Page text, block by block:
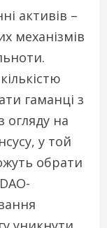
активів –
механізмів
гаманці з
огляду на
у той
обрати